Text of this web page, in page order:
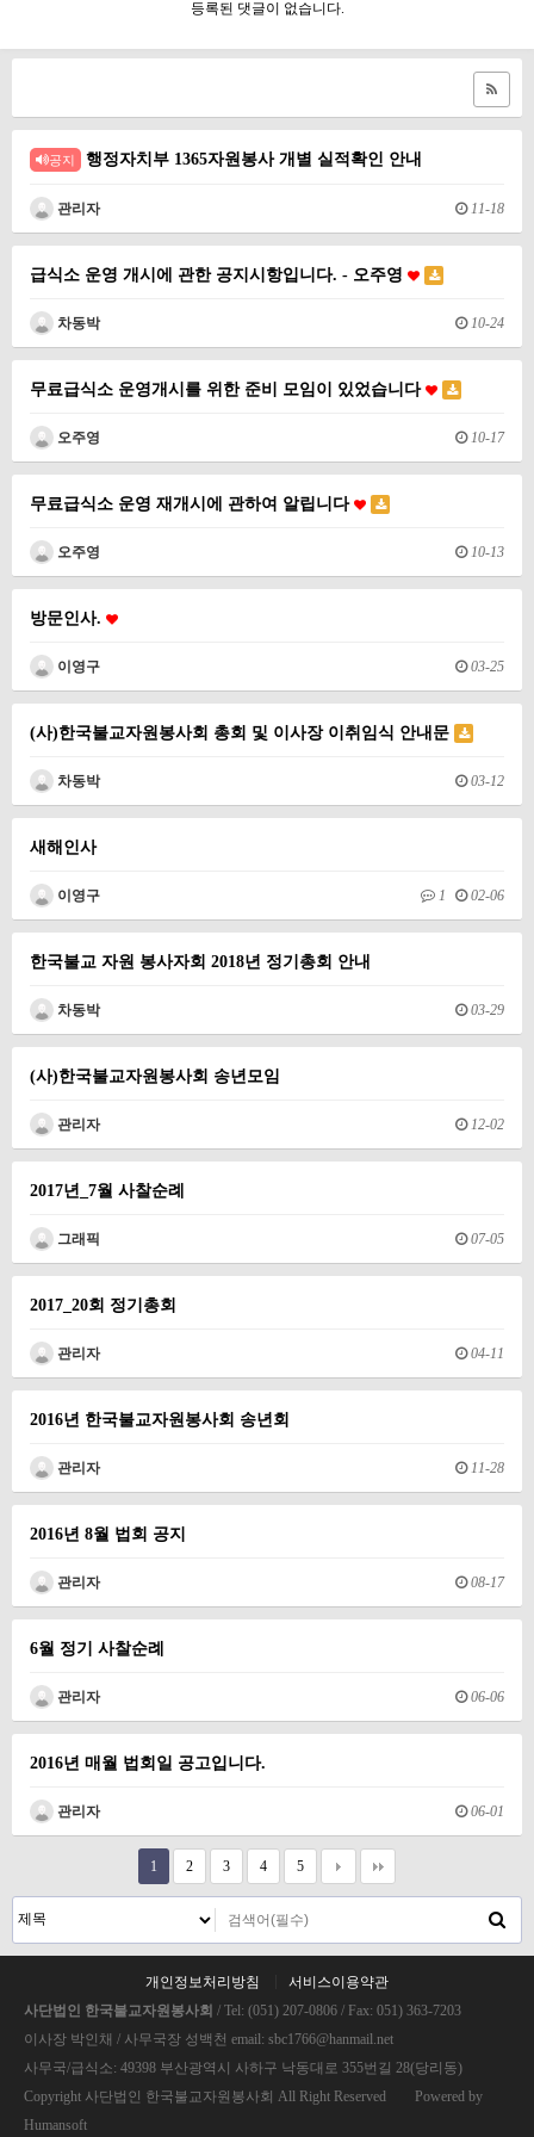
등록된 댓글이 없습니다.
공지 행정자치부 1365자원봉사 개별 실적확인 안내
관리자 11-18
급식소 운영 개시에 관한 공지시항입니다. - 오주영
차동박 10-24
무료급식소 운영개시를 위한 준비 모임이 있었습니다
오주영 10-17
무료급식소 운영 재개시에 관하여 알립니다
오주영 10-13
방문인사.
이영구 03-25
(사)한국불교자원봉사회 총회 및 이사장 이취임식 안내문
차동박 03-12
새해인사
이영구 1 02-06
한국불교 자원 봉사자회 2018년 정기총회 안내
차동박 03-29
(사)한국불교자원봉사회 송년모임
관리자 12-02
2017년_7월 사찰순례
그래픽 07-05
2017_20회 정기총회
관리자 04-11
2016년 한국불교자원봉사회 송년회
관리자 11-28
2016년 8월 법회 공지
관리자 08-17
6월 정기 사찰순례
관리자 06-06
2016년 매월 법회일 공고입니다.
관리자 06-01
1 2 3 4 5
개인정보처리방침
서비스이용약관
사단법인 한국불교자원봉사회 / Tel: (051) 207-0806 / Fax: 051) 363-7203
이사장 박인채 / 사무국장 성백천 email: sbc1766@hanmail.net
사무국/급식소: 49398 부산광역시 사하구 낙동대로 355번길 28(당리동)
Copyright 사단법인 한국불교자원봉사회 All Right Reserved Powered by
Humansoft